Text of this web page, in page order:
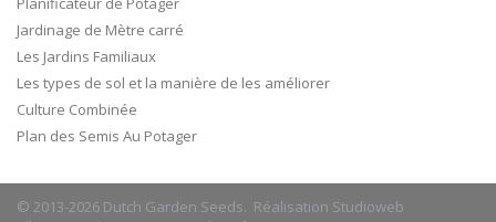
Jardinage de Mètre carré
Les Jardins Familiaux
Les types de sol et la manière de les améliorer
Culture Combinée
Plan des Semis Au Potager
© 2013-2026 Dutch Garden Seeds. Réalisation Studioweb